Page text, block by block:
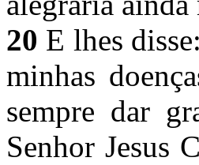
20 E lhes
minhas
sempre dar
Senhor Jesus